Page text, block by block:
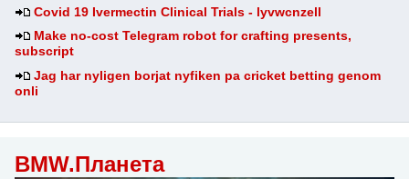
Covid 19 Ivermectin Clinical Trials - lyvwcnzell
Make no-cost Telegram robot for crafting presents,
subscript
Jag har nyligen borjat nyfiken pa cricket betting genom
onli
BMW.Планета